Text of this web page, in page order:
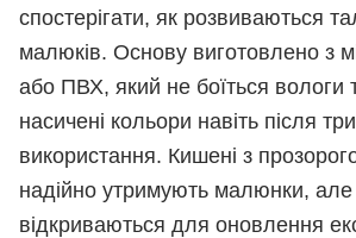
спостерігати, як розвиваються
малюків. Основу виготовлено з
або ПВХ, який не боїться вологи
насичені кольори навіть після
використання. Кишені з
надійно утримують малюнки, але
відкриваються для оновлення